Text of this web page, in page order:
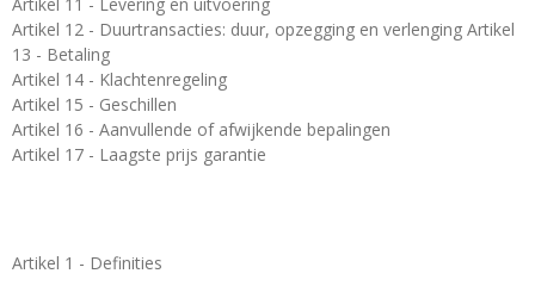
Artikel 12 - Duurtransacties: duur, opzegging en verlenging Artikel
13 - Betaling
Artikel 14 - Klachtenregeling
Artikel 15 - Geschillen
Artikel 16 - Aanvullende of afwijkende bepalingen
Artikel 17 - Laagste prijs garantie
Artikel 1 - Definities